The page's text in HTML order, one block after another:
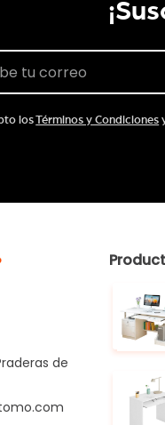
losTérminos y Condiciones
de